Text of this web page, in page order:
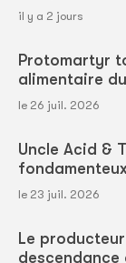
il y a 2 jours
Protomartyr
alimentaire
le 26 juil. 2026
Uncle Acid &
le 23 juil. 2026
Le
descendance